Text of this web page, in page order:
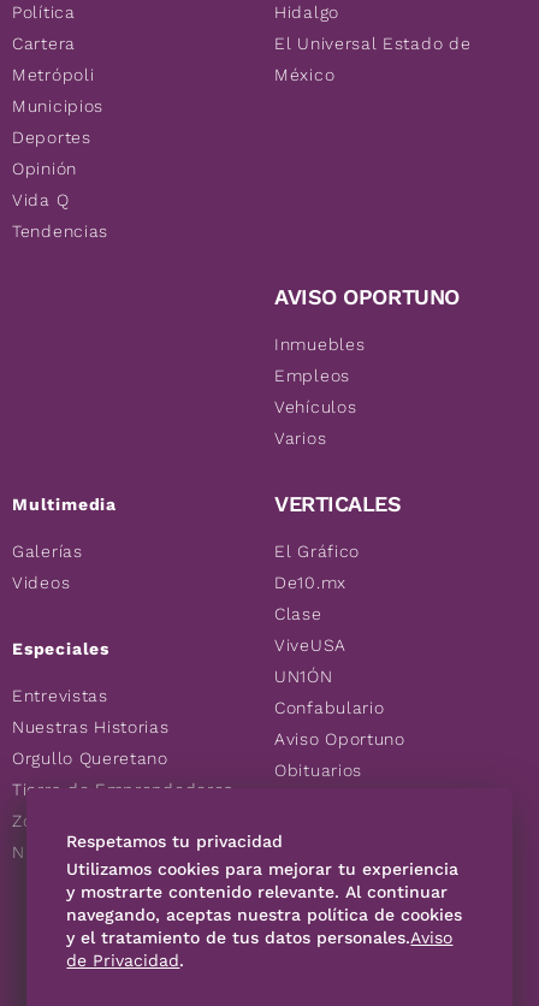
Política
Cartera
Metrópoli
Municipios
Deportes
Opinión
Vida Q
Tendencias
Multimedia
Galerías
Videos
Especiales
Entrevistas
Nuestras Historias
Orgullo Queretano
Tierra de Emprendedores
Zoociales
Nuevos Queretanos
Hidalgo
El Universal Estado de
México
AVISO OPORTUNO
Inmuebles
Empleos
Vehículos
Varios
VERTICALES
El Gráfico
De10.mx
Clase
ViveUSA
UN1ÓN
Confabulario
Aviso Oportuno
Obituarios
Consultas
SÍGUENOS
Respetamos tu privacidad
Utilizamos cookies para mejorar tu experiencia
y mostrarte contenido relevante. Al continuar
navegando, aceptas nuestra política de cookies
y el tratamiento de tus datos personales.Aviso
de Privacidad.